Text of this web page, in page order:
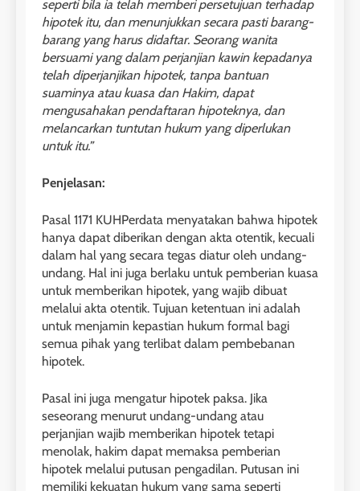
seperti bila ia telah memberi persetujuan terhadap
hipotek itu, dan menunjukkan secara pasti barang-
barang yang harus didaftar. Seorang wanita
bersuami yang dalam perjanjian kawin kepadanya
telah diperjanjikan hipotek, tanpa bantuan
suaminya atau kuasa dan Hakim, dapat
mengusahakan pendaftaran hipoteknya, dan
melancarkan tuntutan hukum yang diperlukan
untuk itu.”
Penjelasan:
Pasal 1171 KUHPerdata menyatakan bahwa hipotek
hanya dapat diberikan dengan akta otentik, kecuali
dalam hal yang secara tegas diatur oleh undang-
undang. Hal ini juga berlaku untuk pemberian kuasa
untuk memberikan hipotek, yang wajib dibuat
melalui akta otentik. Tujuan ketentuan ini adalah
untuk menjamin kepastian hukum formal bagi
semua pihak yang terlibat dalam pembebanan
hipotek.
Pasal ini juga mengatur hipotek paksa. Jika
seseorang menurut undang-undang atau
perjanjian wajib memberikan hipotek tetapi
menolak, hakim dapat memaksa pemberian
hipotek melalui putusan pengadilan. Putusan ini
memiliki kekuatan hukum yang sama seperti